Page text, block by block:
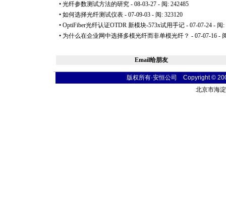
• 光纤参数测试方法的研究 - 08-03-27 - 阅: 242485
• 如何选择光纤测试仪表 - 07-09-03 - 阅: 323120
• OptiFiber光纤认证OTDR 新模块-573x试用手记 - 07-07-24 - 阅:
• 为什么在企业网中选择多模光纤而非单模光纤？ - 07-07-16 -
Email给朋友
版权所有·安恒公司 Copyright ©
北京市海